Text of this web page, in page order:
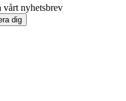
vårt nyhetsbrev
dig